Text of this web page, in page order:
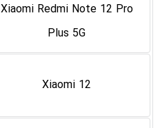
Xiaomi Redmi Note 12 Pro
Plus 5G
Xiaomi 12